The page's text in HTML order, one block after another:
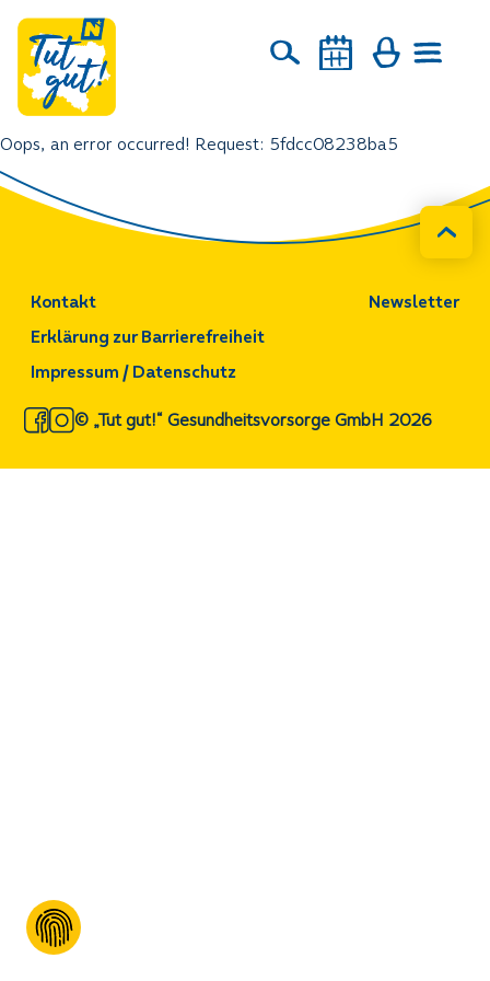
Oops, an error occurred! Request: 5fdcc08238ba5
Kontakt Newsletter
Impressum / Datenschutz
Erklärung zur Barrierefreiheit
© „Tut gut!“ Gesundheitsvorsorge GmbH 2026